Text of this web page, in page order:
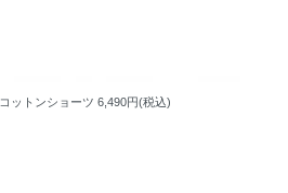
ットンショーツ 6,490円(税込)